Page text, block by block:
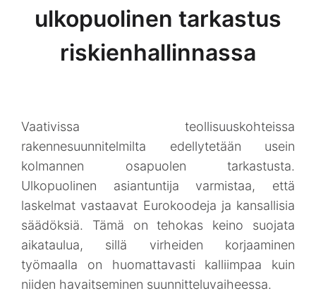
ulkopuolinen tarkastus
riskienhallinnassa
Vaativissa teollisuuskohteissa
rakennesuunnitelmilta edellytetään usein
kolmannen osapuolen tarkastusta.
Ulkopuolinen asiantuntija varmistaa, että
laskelmat vastaavat Eurokoodeja ja kansallisia
säädöksiä. Tämä on tehokas keino suojata
aikataulua, sillä virheiden korjaaminen
työmaalla on huomattavasti kalliimpaa kuin
niiden havaitseminen suunnitteluvaiheessa.